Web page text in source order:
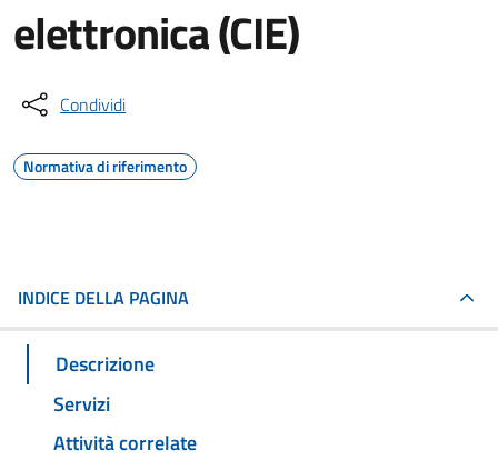
elettronica (CIE)
Condividi
Normativa di riferimento
INDICE DELLA PAGINA
Descrizione
Servizi
Attività correlate